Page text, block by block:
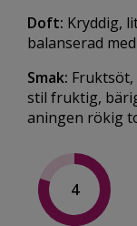
Doft: Kryddig,
balanserad
Smak:
stil fruktig,
aningen rökig
4